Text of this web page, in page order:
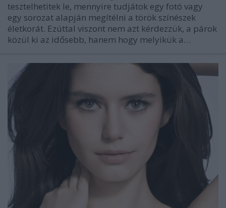
tesztelhetitek le, mennyire tudjátok egy fotó vagy
egy sorozat alapján megítélni a török színészek
életkorát. Ezúttal viszont nem azt kérdezzük, a párok
közül ki az idősebb, hanem hogy melyikük a…